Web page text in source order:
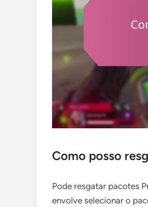
Como posso
Pode resgatar pacotes
envolve selecionar o